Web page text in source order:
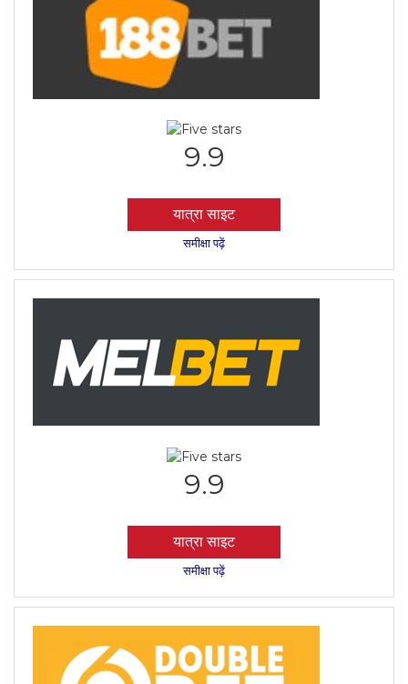
9.9
यात्रा साइट
समीक्षा पढ़ें
9.9
यात्रा साइट
समीक्षा पढ़ें